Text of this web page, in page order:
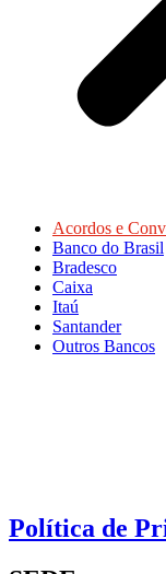
Acordos e
Banco do Brasil
Bradesco
Caixa
Itaú
Santander
Outros Bancos
Política de